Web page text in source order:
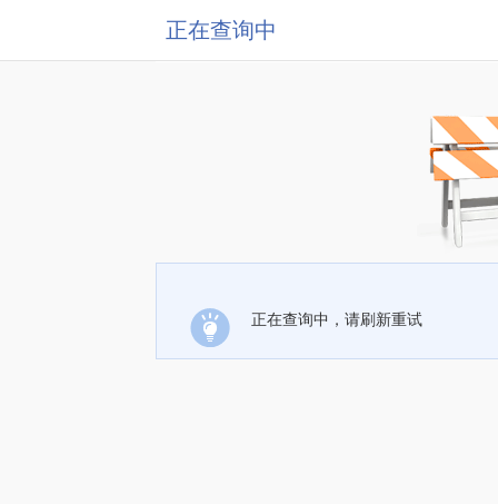
正在查询中
正在查询中，请刷新重试